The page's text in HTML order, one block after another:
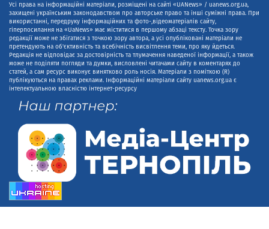
Усі права на інформаційні матеріали, розміщені на сайті «UANews» / uanews.org.ua,
захищені українським законодавством про авторське право та інші суміжні права. При
використанні, передруку інформаційних та фото-,відеоматеріалів сайту,
гіперпосилання на «UaNews» має міститися в першому абзаці тексту. Точка зору
редакції може не збігатися з точкою зору автора, а усі опубліковані матеріали не
претендують на об'єктивність та всебічність висвітлення теми, про яку йдеться.
Редакція не відповідає за достовірність та тлумачення наведеної інформації, а також
може не поділяти погляди та думки, висловлені читачами сайту в коментарях до
статей, а сам ресурс виконує винятково роль носія. Матеріали з поміткою (R)
публікуються на правах реклами. Інформаційні матеріали сайту uanews.org.ua є
інтелектуальною власністю інтернет-ресурсу